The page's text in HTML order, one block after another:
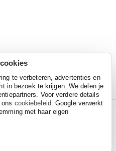
te verbeteren, advertenties en
in bezoek te krijgen. We delen je
Voor verdere details
cookiebeleid. Google verwerkt
met haar eigen